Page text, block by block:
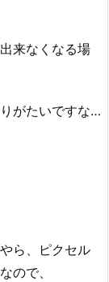
来なくなる場
がたいですな…
ら、ピクセル
ので、